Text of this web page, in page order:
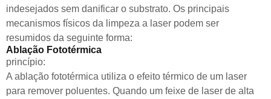
indesejados sem danificar o substrato. Os principais
mecanismos físicos da limpeza a laser podem ser
resumidos da seguinte forma:
Ablação Fototérmica
princípio:
A ablação fototérmica utiliza o efeito térmico de um laser
para remover poluentes. Quando um feixe de laser de alta